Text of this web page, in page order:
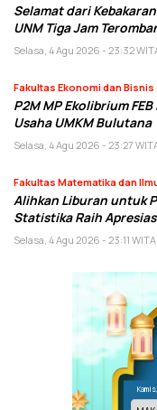
Selamat dari
UNM Tiga Jam
Selasa, 4 Agu 2026 - 23:32
Fakultas Ekonomi dan Bisnis
P2M MP Ekolibrium
Usaha UMKM Bulutana
Selasa, 4 Agu 2026 - 23:27
Fakultas Matematika dan
Alihkan Liburan untuk
Statistika Raih
Selasa, 4 Agu 2026 - 23:11 WITA